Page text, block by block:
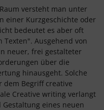
versteht man unter
einer Kurzgeschichte oder
bedeutet es aber oft
Texten". Ausgehend von
neuer, frei gestalteter
über die
hinausgeht. Solche
Begriff creative
Creative writing verlangt
eines neuen